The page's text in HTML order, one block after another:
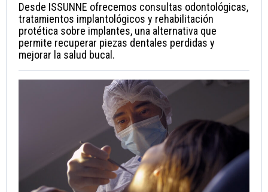
Desde ISSUNNE ofrecemos consultas odontológicas,
tratamientos implantológicos y rehabilitación
protética sobre implantes, una alternativa que
permite recuperar piezas dentales perdidas y
mejorar la salud bucal.